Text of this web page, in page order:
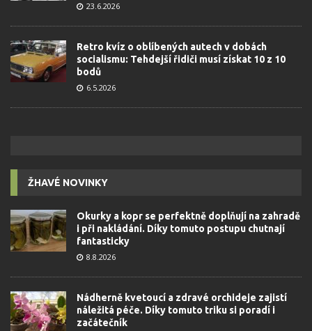
23.6.2026
Retro kvíz o oblíbených autech v dobách
socialismu: Tehdejší řidiči musí získat 10 z 10
bodů
6.5.2026
ŽHAVÉ NOVINKY
Okurky a kopr se perfektně doplňují na zahradě
i při nakládání. Díky tomuto postupu chutnají
fantasticky
8.8.2026
Nádherně kvetoucí a zdravé orchideje zajistí
náležitá péče. Díky tomuto triku si poradí i
začátečník